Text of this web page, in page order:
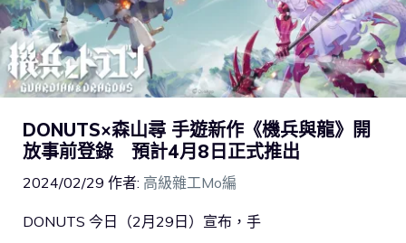
DONUTS×森山尋 手遊新作《機兵與龍》開
放事前登錄 預計4月8日正式推出
2024/02/29 作者: 高級雜工Mo編
DONUTS 今日（2月29日）宣布，手